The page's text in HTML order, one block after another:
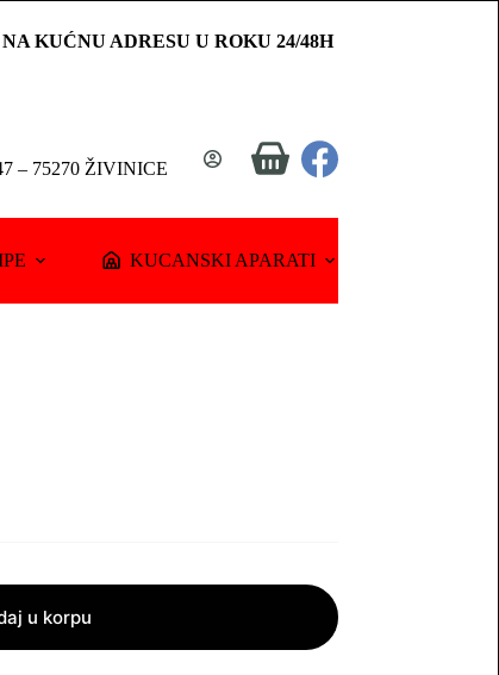
NA KUĆNU ADRESU U ROKU 24/48H
– 75270 ŽIVINICE
Shopping
KUCANSKI APARATI
u korpu